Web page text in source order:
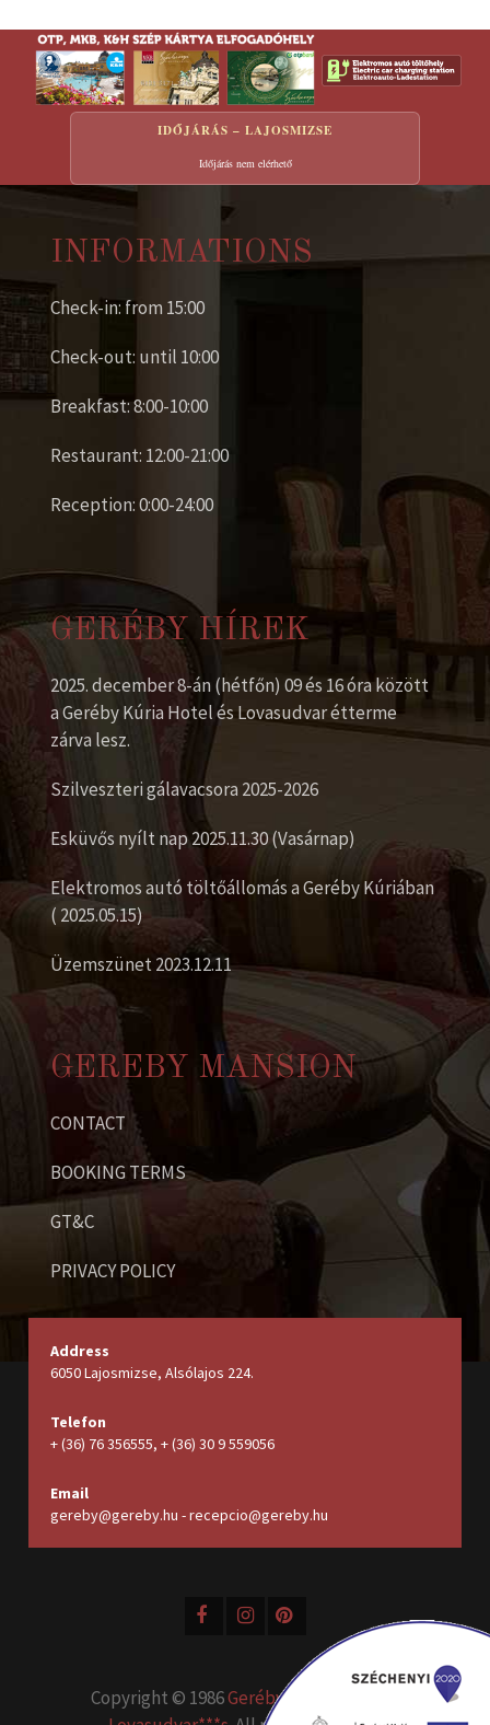
IDŐJÁRÁS – LAJOSMIZSE
Időjárás nem elérhető
INFORMATIONS
Check-in: from 15:00
Check-out: until 10:00
Breakfast: 8:00-10:00
Restaurant: 12:00-21:00
Reception: 0:00-24:00
GERÉBY HÍREK
2025. december 8-án (hétfőn) 09 és 16 óra között
a Geréby Kúria Hotel és Lovasudvar étterme
zárva lesz.
Szilveszteri gálavacsora 2025-2026
Esküvős nyílt nap 2025.11.30 (Vasárnap)
Elektromos autó töltőállomás a Geréby Kúriában
( 2025.05.15)
Üzemszünet 2023.12.11
GEREBY MANSION
CONTACT
BOOKING TERMS
GT&C
PRIVACY POLICY
Address
6050 Lajosmizse, Alsólajos 224.
Telefon
+ (36) 76 356555, + (36) 30 9 559056
Email
gereby@gereby.hu - recepcio@gereby.hu
Copyright © 1986Geréby Kúria Hotel és